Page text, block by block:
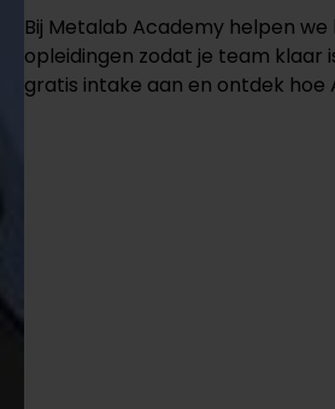
Bij Metalab Academy helpen
opleidingen zodat je team klaar
gratis intake aan en ontdek hoe